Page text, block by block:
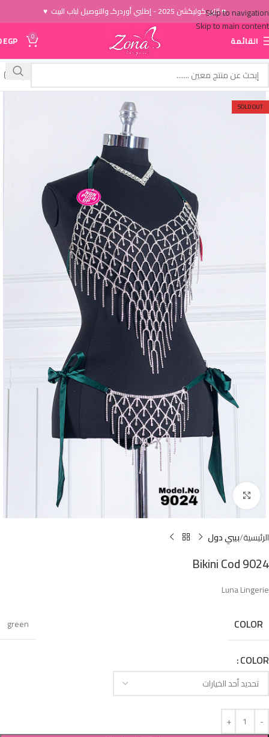
Skip to navigation
Skip to main content
♥ الاَن كوليكشن 2025 - إطلبي أوردركـ والتوصيل لباب البيت ♥
القائمة 0
EGP
SOLD OUT
Click to enlarge
الرئيسية بيبي دول
Bikini Cod 9024
Luna Lingerie
COLOR
green
COLOR